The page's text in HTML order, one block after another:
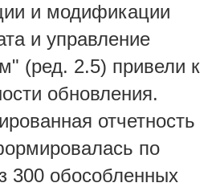
и модификации
и управление
(ред. 2.5) привели к
обновления.
отчетность
по
300 обособленных